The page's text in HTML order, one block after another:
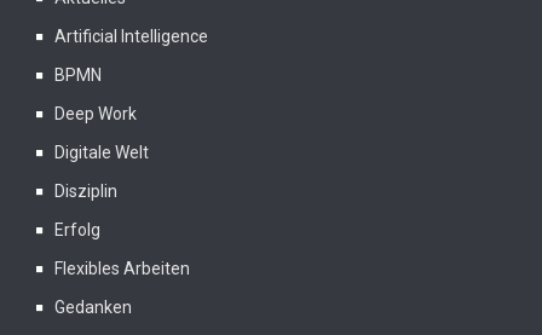
Artificial Intelligence
BPMN
Deep Work
Digitale Welt
Disziplin
Erfolg
Flexibles Arbeiten
Gedanken